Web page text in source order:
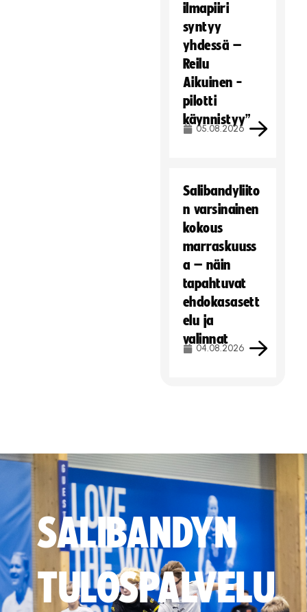
ilmapiiri
syntyy
yhdessä –
Reilu
Aikuinen -
pilotti
käynnistyy”
05.08.2026
Salibandyliito
n varsinainen
kokous
marraskuuss
a – näin
tapahtuvat
ehdokasasett
elu ja
valinnat
04.08.2026
SALIBANDYN
TULOSPALVELU